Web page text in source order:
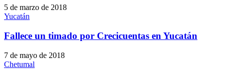
5 de marzo de 2018
Yucatán
Fallece un timado por Crecicuentas en Yucatán
7 de mayo de 2018
Chetumal